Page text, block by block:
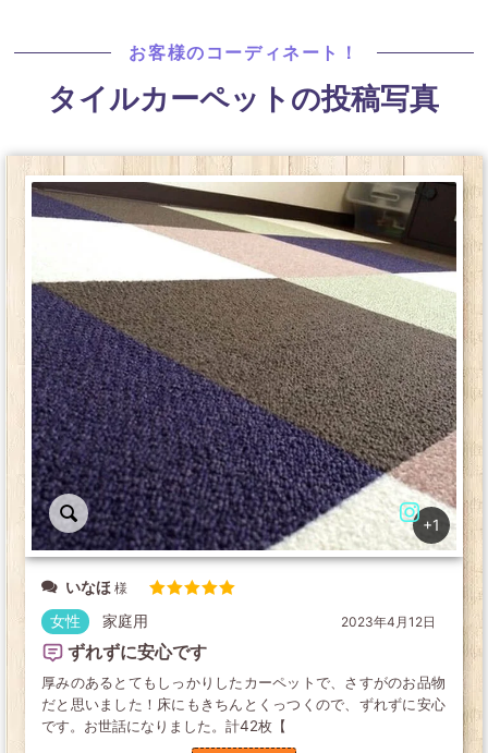
お客様のコーディネート！
タイルカーペットの投稿写真
+1
いなほ
2023年4月12日
女性 家庭用
ずれずに安心です
厚みのあるとてもしっかりしたカーペットで、さすがのお品物
だと思いました！床にもきちんとくっつくので、ずれずに安心
です。お世話になりました。計42枚【